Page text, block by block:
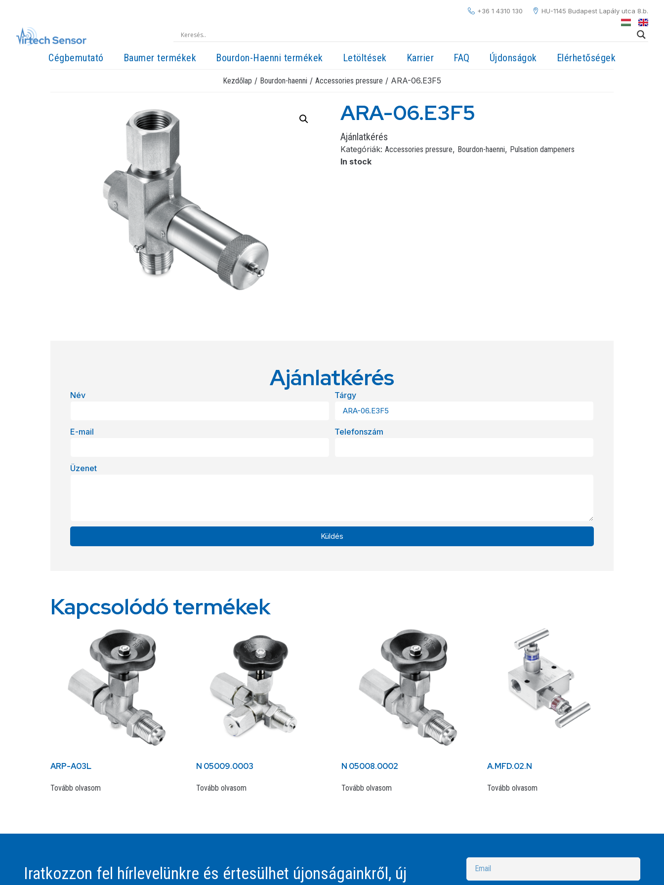
+36 1 4310 130 HU-1145 Budapest Lapály utca 8.b.
Cégbemutató Baumer termékek Bourdon-Haenni termékek Letöltések Karrier FAQ Újdonságok Elérhetőségek
Kezdőlap / Bourdon-haenni / Accessories pressure / ARA-06.E3F5
ARA-06.E3F5
Ajánlatkérés
Kategóriák:Accessories pressure, Bourdon-haenni, Pulsation dampeners
In stock
Ajánlatkérés
Név Tárgy
E-mail Telefonszám
Üzenet
Küldés
Kapcsolódó termékek
ARP-A03L
Tovább olvasom
N 05009.0003
Tovább olvasom
N 05008.0002
Tovább olvasom
A.MFD.02.N
Tovább olvasom
Iratkozzon fel hírlevelünkre és értesülhet újonságainkről, új